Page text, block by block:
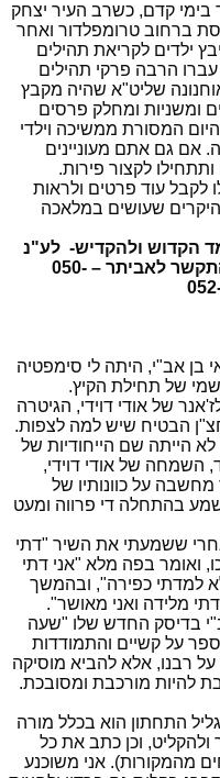
קדם, כשרב העיר יצחק
ברחוב טרומפלדור ואחר
ילדים לקריאת תהילים
הרבה פרקי תהילים
שליט"א שהיה מקבץ
ומשניות ומחלק פרסים
המסורת ממשיכה וילדי
אם גם אתם מעוניינים
לקצור פירות.
לקבל עוד פרטים ולראות
שעושים במלאכה
הקדוש ולהקדיש- לע"נ
יקיריהם, או לרפואת חולים יוכל להתקשר לאביתר – 050-
בן אב"י, היתה לי סימפטיה
של תחילת הקיץ.
של אודי דוידי, הגיטרה
הבטיח שיש למה לצפות.
הייתה שם הייחודיות של
השמחה של אודי דוידי,
על כוונותיו של
בהתחלה די פרווה ומעט
ששמעתי את השיר "דתי
ואומר בפה מלא "אני דתי
למדתי כפירה", ובהמשך
מלידה ואני מאושר".
בדיסק החדש שלו "שעה
על קשיים והתמודדות
רבנו, אלא להביא מוסיקה
להיות מורכבת ומסובכת.
בגליל התחתון הוא בכלל מורה
ולהקליט, וכן כתב את כל
מהמקורות). אני משוכנע